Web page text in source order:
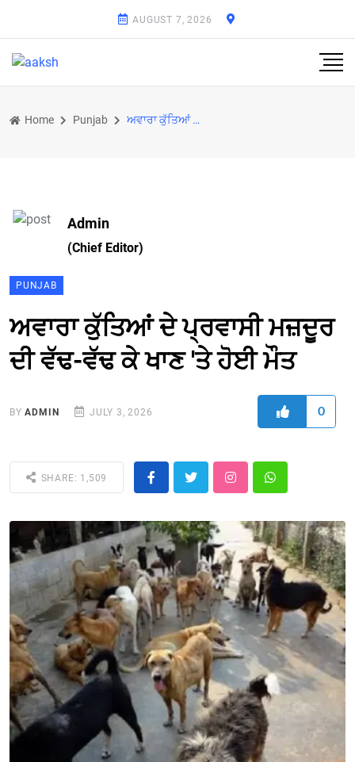
AUGUST 7, 2026
Home Punjab ਅਵਾਰਾ ਕੁੱਤਿਆਂ ਦੇ ਪ੍ਰਵਾਸੀ ਮਜ਼ਦੂਰ ਦੀ ਵੱਢ-ਵੱਢ ਕੇ ਖਾਣ 'ਤੇ ਹੋਈ ਮੌਤ
Admin
(Chief Editor)
PUNJAB
ਅਵਾਰਾ ਕੁੱਤਿਆਂ ਦੇ ਪ੍ਰਵਾਸੀ ਮਜ਼ਦੂਰ
ਦੀ ਵੱਢ-ਵੱਢ ਕੇ ਖਾਣ 'ਤੇ ਹੋਈ ਮੌਤ
BYADMIN JULY 3, 2026 0
SHARE: 1,509